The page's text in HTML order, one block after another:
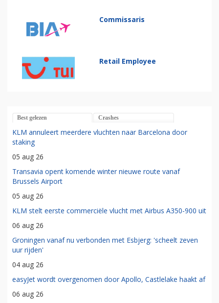
Commissaris
Retail Employee
Best gelezen Crashes
KLM annuleert meerdere vluchten naar Barcelona door
staking
05 aug 26
Transavia opent komende winter nieuwe route vanaf
Brussels Airport
05 aug 26
KLM stelt eerste commerciële vlucht met Airbus A350-900 uit
06 aug 26
Groningen vanaf nu verbonden met Esbjerg: 'scheelt zeven
uur rijden'
04 aug 26
easyJet wordt overgenomen door Apollo, Castlelake haakt af
06 aug 26